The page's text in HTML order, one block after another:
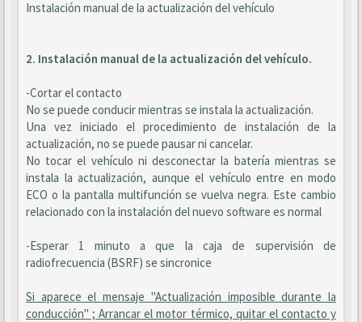
Instalación manual de la actualización del vehículo
2. Instalación manual de la actualización del vehículo.
-Cortar el contacto
No se puede conducir mientras se instala la actualización.
Una vez iniciado el procedimiento de instalación de la
actualización, no se puede pausar ni cancelar.
No tocar el vehículo ni desconectar la batería mientras se
instala la actualización, aunque el vehículo entre en modo
ECO o la pantalla multifunción se vuelva negra. Este cambio
relacionado con la instalación del nuevo software es normal
-Esperar 1 minuto a que la caja de supervisión de
radiofrecuencia (BSRF) se sincronice
Si aparece el mensaje "Actualización imposible durante la
conducción" ; Arrancar el motor térmico, quitar el contacto y